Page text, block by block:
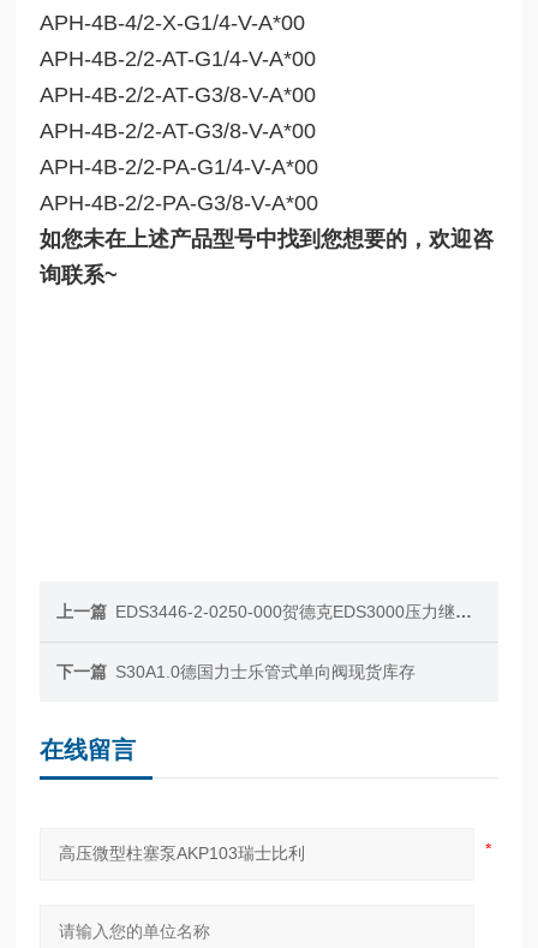
APH-4B-4/2-X-G1/4-V-A*00
APH-4B-2/2-AT-G1/4-V-A*00
APH-4B-2/2-AT-G3/8-V-A*00
APH-4B-2/2-AT-G3/8-V-A*00
APH-4B-2/2-PA-G1/4-V-A*00
APH-4B-2/2-PA-G3/8-V-A*00
如您未在上述产品型号中找到您想要的，欢迎咨
询联系~
上一篇 EDS3446-2-0250-000贺德克EDS3000压力继电器
下一篇 S30A1.0德国力士乐管式单向阀现货库存
在线留言